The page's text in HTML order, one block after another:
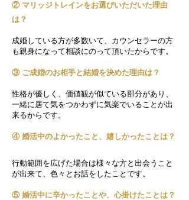
② マリッジトレインをお選びいただいた理由
は？
成婚している方が多数いて、カウンセラーの方
も親身になって相談にのって頂いたからです。
③ ご成婚のお相手と結婚を決めた理由は？
​性格が優しく、価値観が似ている部分があり、
一緒に居て気をつかわずに気楽でいることが出
来るからです。
​④ 婚活中のよかったこと、嬉しかったことは？
行動範囲を広げた場合は様々な方と出会うこと
が出来て、色々とお話をしたことです。
⑤ 婚活中に辛かったことや、心掛けたことは？